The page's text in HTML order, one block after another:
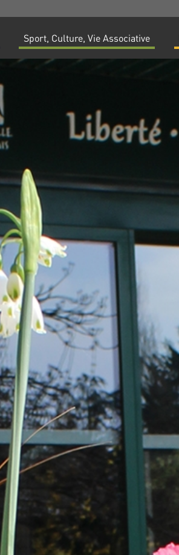
Sport, Culture, Vie Associative